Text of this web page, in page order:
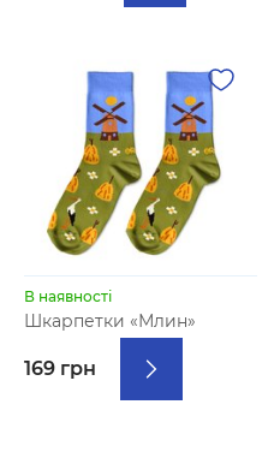
В наявності
Шкарпетки «Млин»
169 грн